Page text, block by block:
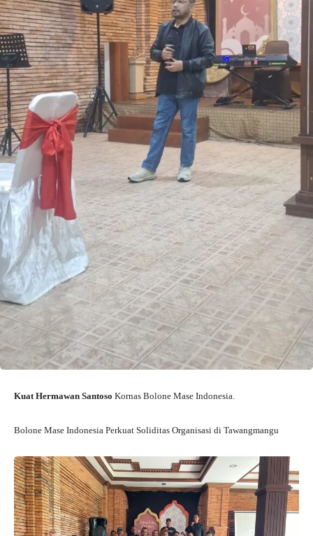
Kuat Hermawan Santoso Kornas Bolone Mase Indonesia.
Bolone Mase Indonesia Perkuat Soliditas Organisasi di Tawangmangu